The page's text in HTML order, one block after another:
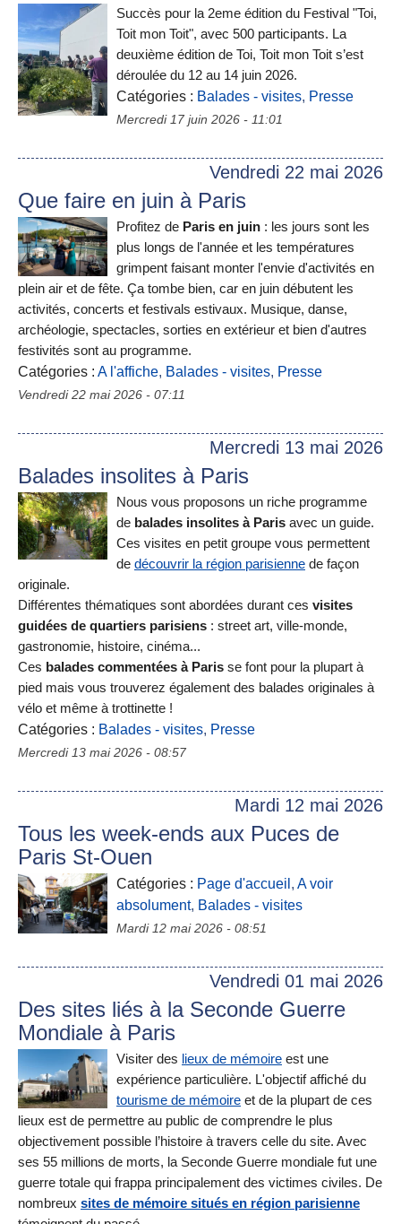
Succès pour la 2eme édition du Festival "Toi,
Toit mon Toit", avec 500 participants. La
deuxième édition de Toi, Toit mon Toit s’est
déroulée du 12 au 14 juin 2026.
Catégories : Balades - visites, Presse
Mercredi 17 juin 2026 - 11:01
Vendredi 22 mai 2026
Que faire en juin à Paris
Profitez de Paris en juin : les jours sont les
plus longs de l'année et les températures
grimpent faisant monter l'envie d'activités en
plein air et de fête. Ça tombe bien, car en juin débutent les
activités, concerts et festivals estivaux. Musique, danse,
archéologie, spectacles, sorties en extérieur et bien d'autres
festivités sont au programme.
Catégories : A l'affiche, Balades - visites, Presse
Vendredi 22 mai 2026 - 07:11
Mercredi 13 mai 2026
Balades insolites à Paris
Nous vous proposons un riche programme
de balades insolites à Paris avec un guide.
Ces visites en petit groupe vous permettent
de découvrir la région parisienne de façon
originale.
Différentes thématiques sont abordées durant ces visites
guidées de quartiers parisiens : street art, ville-monde,
gastronomie, histoire, cinéma...
Ces balades commentées à Paris se font pour la plupart à
pied mais vous trouverez également des balades originales à
vélo et même à trottinette !
Catégories : Balades - visites, Presse
Mercredi 13 mai 2026 - 08:57
Mardi 12 mai 2026
Tous les week-ends aux Puces de
Paris St-Ouen
Catégories : Page d'accueil , A voir
absolument, Balades - visites
Mardi 12 mai 2026 - 08:51
Vendredi 01 mai 2026
Des sites liés à la Seconde Guerre
Mondiale à Paris
Visiter des lieux de mémoire est une
expérience particulière. L'objectif affiché du
tourisme de mémoire et de la plupart de ces
lieux est de permettre au public de comprendre le plus
objectivement possible l’histoire à travers celle du site. Avec
ses 55 millions de morts, la Seconde Guerre mondiale fut une
guerre totale qui frappa principalement des victimes civiles. De
nombreux sites de mémoire situés en région parisienne